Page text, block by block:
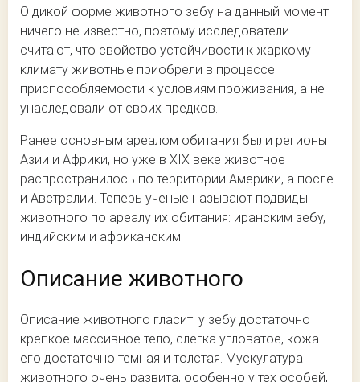
О дикой форме животного зебу на данный момент
ничего не известно, поэтому исследователи
считают, что свойство устойчивости к жаркому
климату животные приобрели в процессе
приспособляемости к условиям проживания, а не
унаследовали от своих предков.
Ранее основным ареалом обитания были регионы
Азии и Африки, но уже в XIX веке животное
распространилось по территории Америки, а после
и Австралии. Теперь ученые называют подвиды
животного по ареалу их обитания: иранским зебу,
индийским и африканским.
Описание животного
Описание животного гласит: у зебу достаточно
крепкое массивное тело, слегка угловатое, кожа
его достаточно темная и толстая. Мускулатура
животного очень развита, особенно у тех особей,